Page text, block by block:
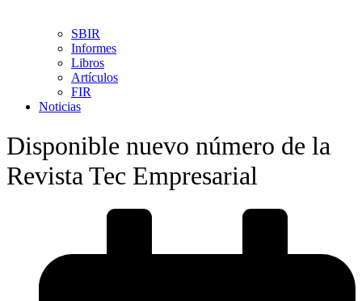
SBIR
Informes
Libros
Artículos
FIR
Noticias
Disponible nuevo número de la
Revista Tec Empresarial